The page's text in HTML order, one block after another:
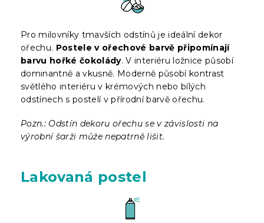
Pro milovníky tmavších odstínů je ideální dekor
ořechu. Postele v ořechové barvě připomínají
barvu hořké čokolády. V interiéru ložnice působí
dominantně a vkusně. Moderně působí kontrast
světlého interiéru v krémových nebo bílých
odstínech s postelí v přírodní barvě ořechu.
Pozn.: Odstín dekoru ořechu se v závislosti na
výrobní šarži může nepatrně lišit.
Lakovaná postel